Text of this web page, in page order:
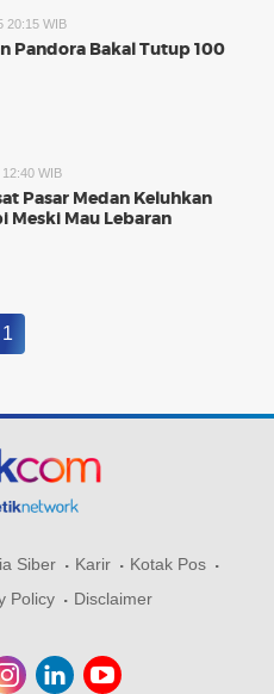
20:15 WIB
Pandora Bakal Tutup 100
WIB
Pasar Medan Keluhkan
Meski Mau Lebaran
1
Siber Karir
Kotak Pos
Policy Disclaimer